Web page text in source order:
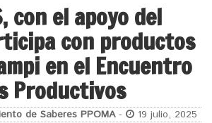
con el apoyo del
con productos
en el Encuentro
Productivos
de Saberes PPOMA- 19 julio, 2025